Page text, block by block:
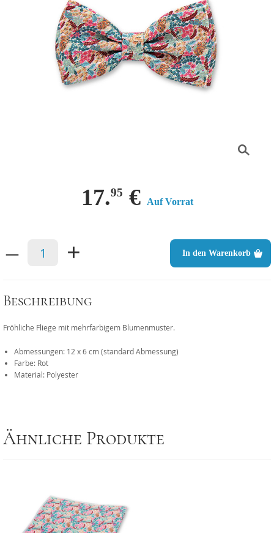
17.95 € Auf Vorrat
– + In den Warenkorb
Beschreibung
Fröhliche Fliege mit mehrfarbigem Blumenmuster.
Abmessungen: 12 x 6 cm (standard Abmessung)
Farbe: Rot
Material: Polyester
Ähnliche Produkte